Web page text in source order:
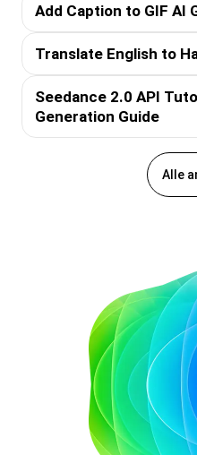
Add Caption to GIF AI
Translate English to
Seedance 2.0 API
Generation Guide
Alle